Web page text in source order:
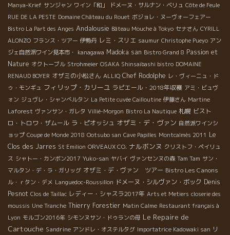
Manya-Krief サンジャン ワイン「和」 ドメーヌ・サルナン・ベリュ Côte de Feule
RUE DE LA PESTE Domaine Château du Rouet ボジョレ・ヌーヴォーフェアー
Bistro La Part des Anges Andalousie Bâteau Mouche à Tokyo セナさん CYRILL
ALONZO フランス・ツアー 伊勢丹 レミ・スリエ saumur Christophe Pueyo アン
ジェ自然派ワイン見本市・ kanagawa Madoka san Bistro Grand 8 Passion et
Nature オクトーブル Strohmeier OSAKA Shinsaibashi bistro DOMAINE
RENAUD BOYER オザミの小松さん ALLIQ Chef Rodolphe レ・ヴィーニュ・ド
ゥ・モンギュ フィリップ・カリーユ ラピエール・2018年収穫 アミ・ビュヴ
ォン ジュヴレ・シャンべルタン La Petite cuvée Cailloutine 伊藤さん Martine
Laforest ヴァンサン・ガレタ Villié-Morgon Bistro La Nautique 札幌 ビスト
ロ・トロワ・ザムール ラ・ピオッシュ オザミ・デ・ヴァン 自然派ワインシ
ョップ Coupe de Monde 2018 Ootsubo san Cave Papilles Montcalmès 2011 Le
Clos des Jarres St Emilion ORVEAUX CO. ナルボンヌ クリストフ・ペイリュ
ス シャトー・カンボン2017 Yuko-san ヤバイ ヴァンセンヌの森 Tam Tam サン・
マルタン・デ・ラ・ガリッグ オザミ・デ・ヴァン ツアー Bistro Les Canons
ル・ｒタン・デメ Languedoc-Roussillon ドメーヌ・シルヴァン・ボック Denis
Pesnot Clos de Taillac レディー・シャスラ2017年 Arts et Metiers closerie des
moussis Une Tranche Thierry Forestier Matin Calme Restaurant français à
Lyon モルゴン2016年 シモンヌサン・ドゥランの母 Le Repaire de
Cartouche Sandrine アンドレ・オステルタグ Importatrice Kadowaki san リ